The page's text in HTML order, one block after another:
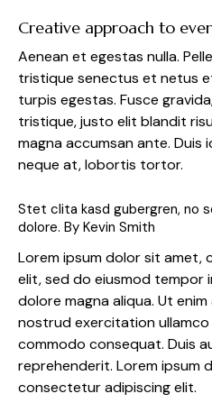
Creative approach to
Aenean et egestas nulla.
tristique senectus et netus
turpis egestas. Fusce
tristique, justo elit blandit
magna accumsan ante. Duis
neque at, lobortis tortor.
Stet clita kasd gubergren, no
dolore. By Kevin Smith
Lorem ipsum dolor sit amet,
elit, sed do eiusmod tempor
dolore magna aliqua. Ut enim
nostrud exercitation ullamco
commodo consequat. Duis
reprehenderit. Lorem ipsum
consectetur adipiscing elit.